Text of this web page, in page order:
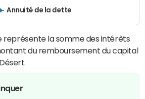
Annuité de la dette
représente la somme des intérêts
du remboursement du capital